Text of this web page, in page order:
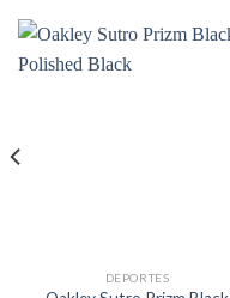
DEPORTES